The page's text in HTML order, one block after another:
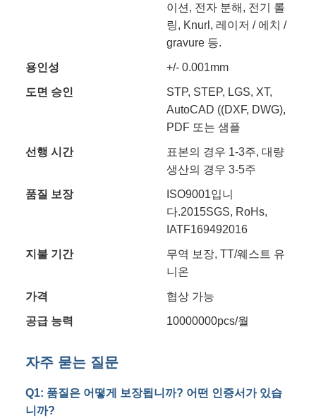
이션, 전자 분해, 전기 롤
링, Knurl, 레이저 / 에치 /
gravure 등.
용인성
+/- 0.001mm
도면 승인
STP, STEP, LGS, XT,
AutoCAD ((DXF, DWG),
PDF 또는 샘플
선행 시간
표본의 경우 1-3주, 대량
생산의 경우 3-5주
품질 보장
ISO9001입니
다.2015SGS, RoHs,
IATF169492016
지불 기간
무역 보장, TT/웨스트 유
니온
가격
협상 가능
공급 능력
10000000pcs/월
자주 묻는 질문
Q1: 품질은 어떻게 보장됩니까? 어떤 인증서가 있습
니까?